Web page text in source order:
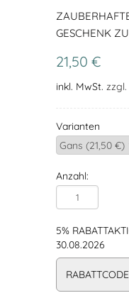
GESCHENK
21,50 €
inkl. MwSt.
Varianten
Anzahl:
5%
30.08.2026